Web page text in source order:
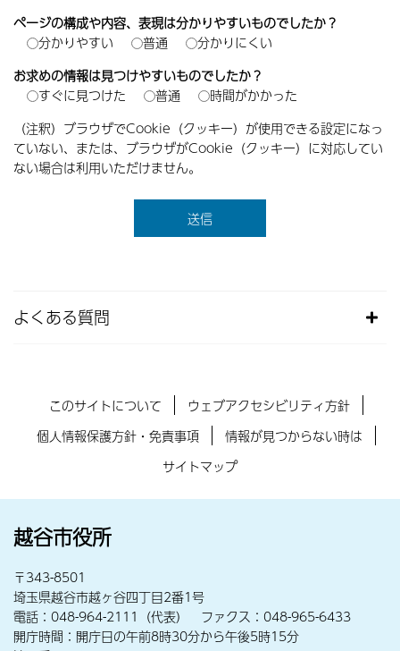
ページの構成や内容、表現は分かりやすいものでしたか？
分かりやすい
普通
分かりにくい
お求めの情報は見つけやすいものでしたか？
すぐに見つけた
普通
時間がかかった
（注釈）ブラウザでCookie（クッキー）が使用できる設定になっ
ていない、または、ブラウザがCookie（クッキー）に対応してい
ない場合は利用いただけません。
よくある質問
このサイトについて
ウェブアクセシビリティ方針
個人情報保護方針・免責事項
情報が見つからない時は
サイトマップ
越谷市役所
〒343-8501
埼玉県越谷市越ヶ谷四丁目2番1号
電話：048-964-2111（代表） ファクス：048-965-6433
開庁時間：開庁日の午前8時30分から午後5時15分